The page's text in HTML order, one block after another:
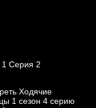
1 Серия 2